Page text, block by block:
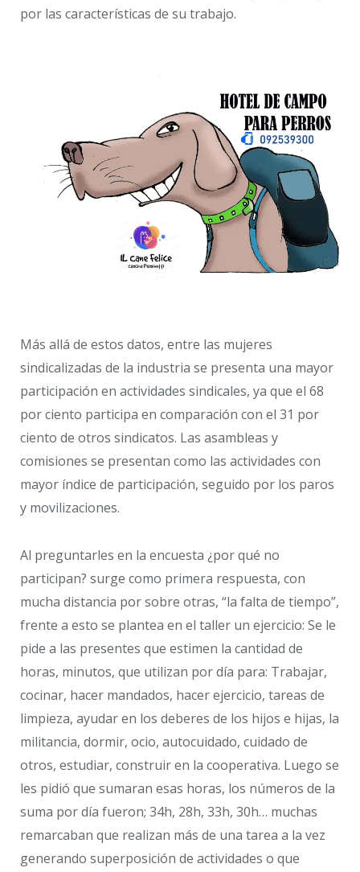
por las características de su trabajo.
Más allá de estos datos, entre las mujeres
sindicalizadas de la industria se presenta una mayor
participación en actividades sindicales, ya que el 68
por ciento participa en comparación con el 31 por
ciento de otros sindicatos. Las asambleas y
comisiones se presentan como las actividades con
mayor índice de participación, seguido por los paros
y movilizaciones.
Al preguntarles en la encuesta ¿por qué no
participan? surge como primera respuesta, con
mucha distancia por sobre otras, “la falta de tiempo”,
frente a esto se plantea en el taller un ejercicio: Se le
pide a las presentes que estimen la cantidad de
horas, minutos, que utilizan por día para: Trabajar,
cocinar, hacer mandados, hacer ejercicio, tareas de
limpieza, ayudar en los deberes de los hijos e hijas, la
militancia, dormir, ocio, autocuidado, cuidado de
otros, estudiar, construir en la cooperativa. Luego se
les pidió que sumaran esas horas, los números de la
suma por día fueron; 34h, 28h, 33h, 30h… muchas
remarcaban que realizan más de una tarea a la vez
generando superposición de actividades o que